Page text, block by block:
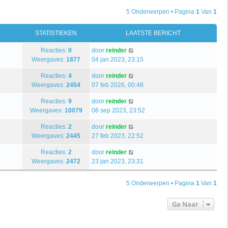
5 Onderwerpen • Pagina 1 Van 1
STATISTIEKEN LAATSTE BERICHT
Reacties: 0
Weergaves: 1877
door reinder
04 jan 2023, 23:15
Reacties: 4
Weergaves: 2454
door reinder
07 feb 2026, 00:48
Reacties: 9
Weergaves: 10079
door reinder
06 sep 2023, 23:52
Reacties: 2
Weergaves: 2445
door reinder
27 feb 2023, 22:52
Reacties: 2
Weergaves: 2472
door reinder
23 jan 2023, 23:31
5 Onderwerpen • Pagina 1 Van 1
Ga Naar